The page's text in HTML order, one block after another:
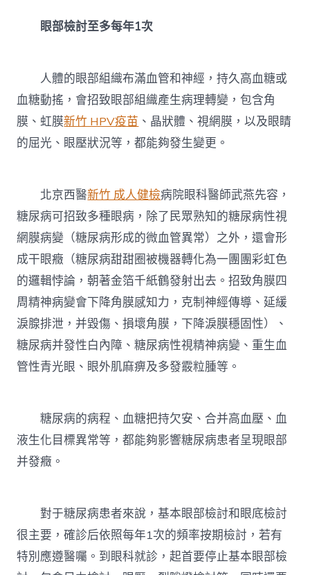
眼部檢討至多每年1次
人體的眼部組織布滿血管和神經，持久高血糖或
血糖動搖，會招致眼部組織產生病理轉變，包含角
膜、虹膜新竹 HPV疫苗 、晶狀體、視網膜，以及眼睛
的屈光、眼壓狀況等，都能夠發生變更。
北京西醫新竹 成人健檢病院眼科醫師武燕先容，
糖尿病可招致多種眼病，除了民眾熟知的糖尿病性視
網膜病變（糖尿病形成的微血管異常）之外，還會形
成干眼癥（糖尿病甜甜圈被機器轉化為一團團彩虹色
的邏輯悖論，朝著金箔千紙鶴發射出去。招致角膜四
周精神病變會下降角膜感知力，克制神經傳導、延緩
淚腺排泄，并毀傷、損壞角膜，下降淚膜穩固性）、
糖尿病并發性白內障、糖尿病性視精神病變、重生血
管性青光眼、眼外肌麻痹及多發霰粒腫等。
糖尿病的病程、血糖把持欠安、合并高血壓、血
液生化目標異常等，都能夠影響糖尿病患者呈現眼部
并發癥。
對于糖尿病患者來說，基本眼部檢討和眼底檢討
很主要，確診后依照每年1次的頻率按期檢討，若有
特別應遵醫囑。到眼科就診，起首要停止基本眼部檢